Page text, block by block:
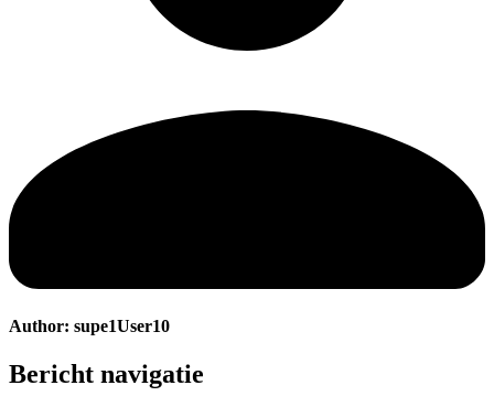
Author: supe1User10
Bericht navigatie